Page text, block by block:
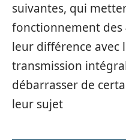
suivantes, qui
fonctionnement des
leur différence avec
transmission
débarrasser de
leur sujet